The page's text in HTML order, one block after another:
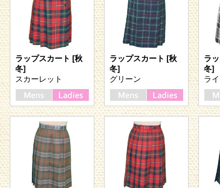
ラップスカート [秋
冬]
スカーレット
ラップスカート [秋
冬]
グリーン
ラ
冬]
ラ